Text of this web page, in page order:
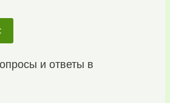
и ответы в